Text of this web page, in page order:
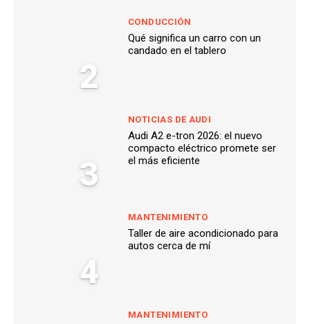
2
CONDUCCIÓN
Qué significa un carro con un
candado en el tablero
3
NOTICIAS DE AUDI
Audi A2 e-tron 2026: el nuevo
compacto eléctrico promete ser
el más eficiente
4
MANTENIMIENTO
Taller de aire acondicionado para
autos cerca de mí
MANTENIMIENTO